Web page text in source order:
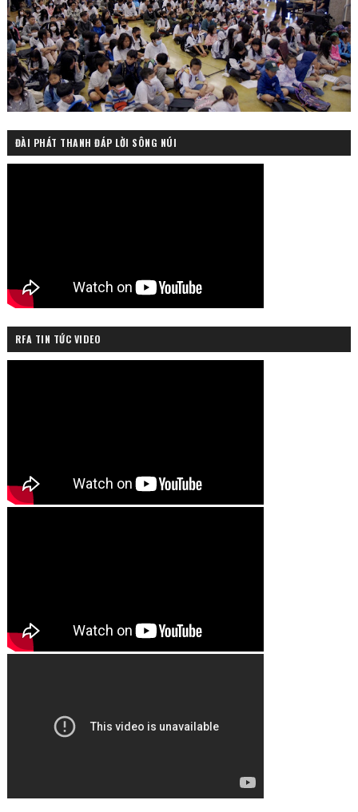
ĐÀI PHÁT THANH ĐÁP LỜI SÔNG NÚI
RFA TIN TỨC VIDEO